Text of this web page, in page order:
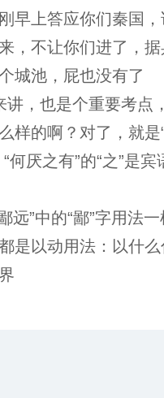
早上答应你们秦国
，不让你们进了，
城池，屁也没有了
讲，也是个重要考点
样的啊？对了，就是
何厌之有”的“之”是宾
远”中的“鄙”字用法
是以动用法：以什